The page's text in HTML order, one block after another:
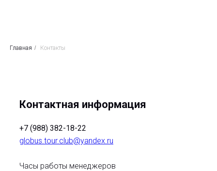
Главная / Контакты
Контактная информация
+7 (988) 382-18-22
globus.tour.club@yandex.ru
Часы работы менеджеров